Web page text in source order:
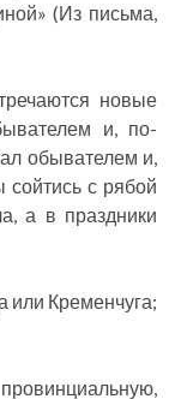
(Из письма,
новые
и, по-
обывателем и,
сойтись с рябой
а в праздники
или Кременчуга;